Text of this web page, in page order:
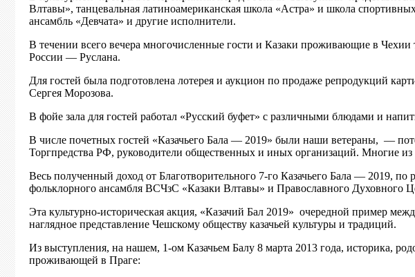
Влтавы», танцевальная латиноамериканская школа «Астра» и школа
ансамбль «Девчата» и другие исполнители.
В течении всего вечера многочисленные гости и Казаки проживающие в
России — Руслана.
Для гостей была подготовлена лотерея и аукцион по продаже репродукций
Сергея Морозова.
В фойе зала для гостей работал «Русский буфет» с различными блюдами и
В числе почетных гостей «Казачьего Бала — 2019» были наши ветераны, —
Торгпредства РФ, руководители общественных и иных организаций. Многие
Весь полученный доход от Благотворительного 7-го Казачьего Бала — 2019,
фольклорного ансамбля ВСЧзС «Казаки Влтавы» и Православного Духовного
Эта культурно-историческая акция, «Казачий Бал 2019» очередной пример
наглядное представление Чешскому обществу казачьей культуры и традиций.
Из выступления, на нашем, 1-ом Казачьем Балу 8 марта 2013 года, историка,
проживающей в Праге: